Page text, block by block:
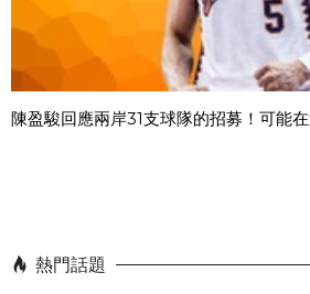
陳盈駿回應兩岸31支球隊的招募！可能
熱門話題